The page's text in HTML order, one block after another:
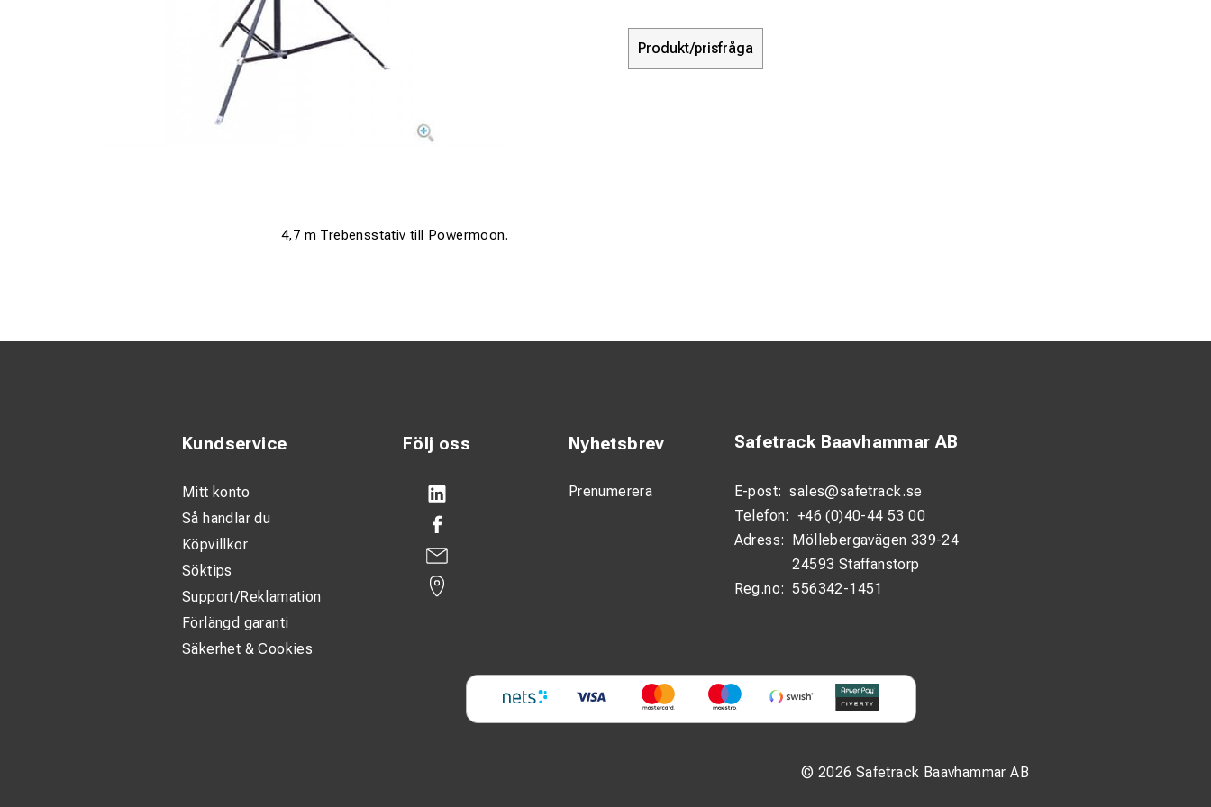
Produkt/prisfråga
4,7 m Trebensstativ till Powermoon.
Följ oss Nyhetsbrev
Prenumerera
© 2026 Safetrack Baavhammar AB
Safetrack Baavhammar AB
E-post: sales@safetrack.se
Telefon: +46 (0)40-44 53 00
Adress: Möllebergavägen 339-24
24593 Staffanstorp
Reg.no: 556342-1451
Kundservice
Mitt konto
Så handlar du
Köpvillkor
Söktips
Support/Reklamation
Förlängd garanti
Säkerhet & Cookies